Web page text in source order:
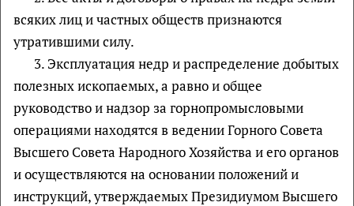
всяких лиц и частных обществ признаются
утратившими силу.
3. Эксплуатация недр и распределение добытых
полезных ископаемых, а равно и общее
руководство и надзор за горнопромысловыми
операциями находятся в ведении Горного Совета
Высшего Совета Народного Хозяйства и его органов
и осуществляются на основании положений и
инструкций, утверждаемых Президиумом Высшего